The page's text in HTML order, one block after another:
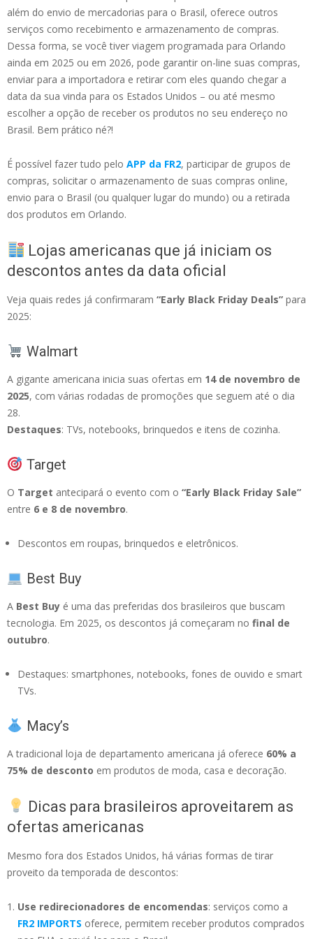
além do envio de mercadorias para o Brasil, oferece outros
serviços como recebimento e armazenamento de compras.
Dessa forma, se você tiver viagem programada para Orlando
ainda em 2025 ou em 2026, pode garantir on-line suas compras,
enviar para a importadora e retirar com eles quando chegar a
data da sua vinda para os Estados Unidos – ou até mesmo
escolher a opção de receber os produtos no seu endereço no
Brasil. Bem prático né?!
É possível fazer tudo pelo APP da FR2, participar de grupos de
compras, solicitar o armazenamento de suas compras online,
envio para o Brasil (ou qualquer lugar do mundo) ou a retirada
dos produtos em Orlando.
Lojas americanas que já iniciam os
descontos antes da data oficial
Veja quais redes já confirmaram “Early Black Friday Deals” para
2025:
Walmart
A gigante americana inicia suas ofertas em 14 de novembro de
2025, com várias rodadas de promoções que seguem até o dia
28.
Destaques: TVs, notebooks, brinquedos e itens de cozinha.
Target
O Target antecipará o evento com o “Early Black Friday Sale”
entre 6 e 8 de novembro.
Descontos em roupas, brinquedos e eletrônicos.
Best Buy
A Best Buy é uma das preferidas dos brasileiros que buscam
tecnologia. Em 2025, os descontos já começaram no final de
outubro.
Destaques: smartphones, notebooks, fones de ouvido e smart
TVs.
Macy’s
A tradicional loja de departamento americana já oferece 60% a
75% de desconto em produtos de moda, casa e decoração.
Dicas para brasileiros aproveitarem as
ofertas americanas
Mesmo fora dos Estados Unidos, há várias formas de tirar
proveito da temporada de descontos:
Use redirecionadores de encomendas: serviços como a
FR2 IMPORTS oferece, permitem receber produtos comprados